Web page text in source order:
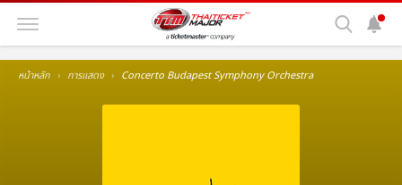
หน้าหลัก การแสดง Concerto Budapest Symphony Orchestra